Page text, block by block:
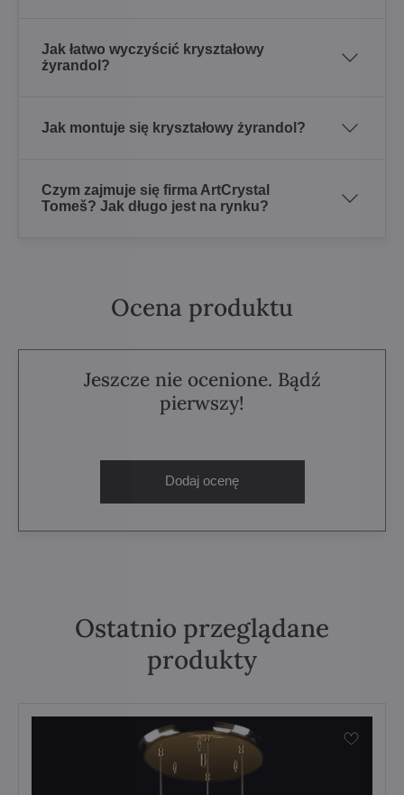
Jak łatwo wyczyścić kryształowy
żyrandol?
Jak montuje się kryształowy żyrandol?
Czym zajmuje się firma ArtCrystal
Tomeš? Jak długo jest na rynku?
Ocena produktu
Jeszcze nie ocenione. Bądź
pierwszy!
Dodaj ocenę
Ostatnio przeglądane
produkty